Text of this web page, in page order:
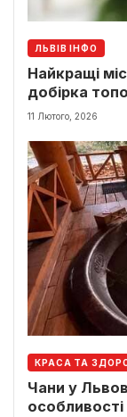
ЛЬВІВ ІНФО
Найкращі
добірка
11 Лютого, 2026
КРАСА ТА
Чани у